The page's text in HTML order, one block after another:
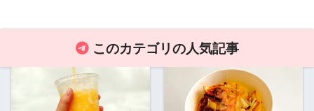
このカテゴリの人気記事